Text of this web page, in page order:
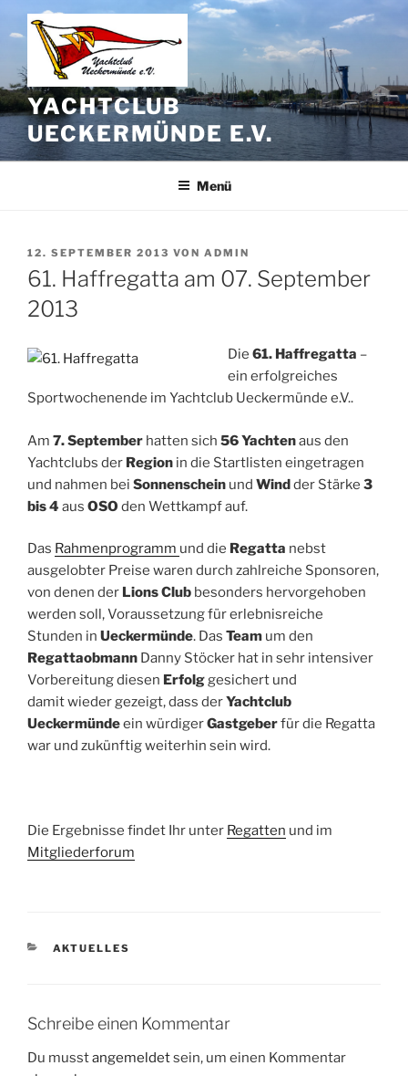
Zum
Inhalt
springen
YACHTCLUB
UECKERMÜNDE E.V.
Menü
VERÖFFENTLICHT
AM
12. SEPTEMBER 2013 VON ADMIN
61. Haffregatta am 07. September
2013
Die 61. Haffregatta –
ein erfolgreiches
Sportwochenende im Yachtclub Ueckermünde e.V..
Am 7. September hatten sich 56 Yachtenaus den
Yachtclubs der Region in die Startlisten eingetragen
und nahmen bei Sonnenschein und Windder Stärke 3
bis 4 aus OSO den Wettkampf auf.
Das Rahmenprogramm und die Regatta nebst
ausgelobter Preise waren durch zahlreiche Sponsoren,
von denen der Lions Club besonders hervorgehoben
werden soll, Voraussetzung für erlebnisreiche
Stunden in Ueckermünde. Das Team um den
Regattaobmann Danny Stöcker hat in sehr intensiver
Vorbereitung diesen Erfolggesichert und
damit wieder gezeigt, dass derYachtclub
Ueckermündeein würdigerGastgeberfür die Regatta
war und zukünftig weiterhin sein wird.
Die Ergebnisse findet Ihr unter Regatten und im
Mitgliederforum
KATEGORIEN
AKTUELLES
Schreibe einen Kommentar
Du musstangemeldetsein, um einen Kommentar